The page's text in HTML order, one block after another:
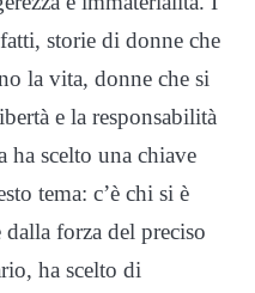
storie di donne che
la vita, donne che si
e la responsabilità
ha scelto una chiave
tema: c’è chi si è
dalla forza del preciso
ha scelto di